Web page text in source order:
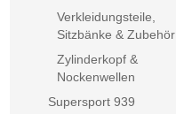
Verkleidungsteile,
Sitzbänke & Zubehör
Zylinderkopf &
Nockenwellen
Supersport 939